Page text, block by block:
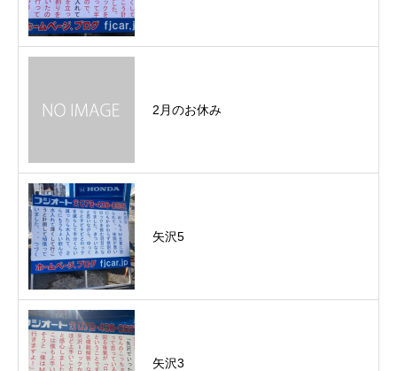
2月のお休み
矢沢5
矢沢3